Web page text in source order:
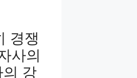
경쟁
사의
강